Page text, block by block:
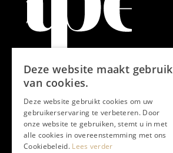
Aanmelden nieuwsbrief
Deze website maakt gebruik
van cookies.
Deze website gebruikt cookies om uw
gebruikerservaring te verbeteren. Door
onze website te gebruiken, stemt u in met
alle cookies in overeenstemming met ons
Cookiebeleid. Lees verder